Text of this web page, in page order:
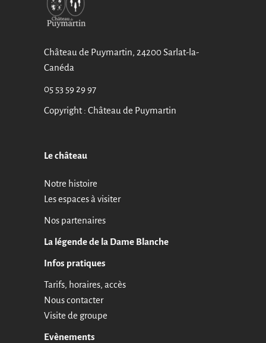
Château de Puymartin, 24200 Sarlat-la-
Canéda
05 53 59 29 97
Copyright : Château de Puymartin
Le château
Notre histoire
Les espaces à visiter
Nos partenaires
La légende de la Dame Blanche
Infos pratiques
Tarifs, horaires, accès
Nous contacter
Visite de groupe
Evènements